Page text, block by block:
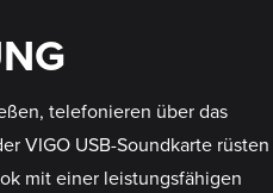
telefonieren über das
VIGO USB-Soundkarte rüsten
mit einer leistungsfähigen